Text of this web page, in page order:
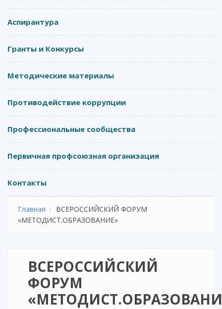
Аспирантура
Гранты и Конкурсы
Методические материалы
Противодействие коррупции
Профессиональные сообщества
Первичная профсоюзная организация
Контакты
Главная
ВСЕРОССИЙСКИЙ ФОРУМ
«МЕТОДИСТ.ОБРАЗОВАНИЕ»
ВСЕРОССИЙСКИЙ
ФОРУМ